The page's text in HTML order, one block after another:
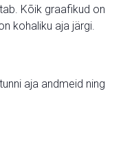
Kõik graafikud on
kohaliku aja järgi.
aja andmeid ning